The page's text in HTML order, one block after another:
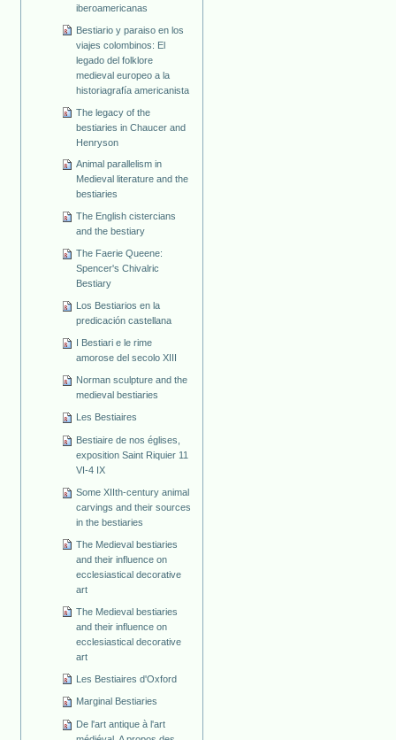
iberoamericanas
Bestiario y paraiso en los
viajes colombinos: El
legado del folklore
medieval europeo a la
historiagrafía americanista
The legacy of the
bestiaries in Chaucer and
Henryson
Animal parallelism in
Medieval literature and the
bestiaries
The English cistercians
and the bestiary
The Faerie Queene:
Spencer's Chivalric
Bestiary
Los Bestiarios en la
predicación castellana
I Bestiari e le rime
amorose del secolo XIII
Norman sculpture and the
medieval bestiaries
Les Bestiaires
Bestiaire de nos églises,
exposition Saint Riquier 11
VI-4 IX
Some XIIth-century animal
carvings and their sources
in the bestiaries
The Medieval bestiaries
and their influence on
ecclesiastical decorative
art
The Medieval bestiaries
and their influence on
ecclesiastical decorative
art
Les Bestiaires d'Oxford
Marginal Bestiaries
De l'art antique à l'art